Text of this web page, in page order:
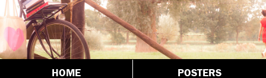
HOME POSTERS